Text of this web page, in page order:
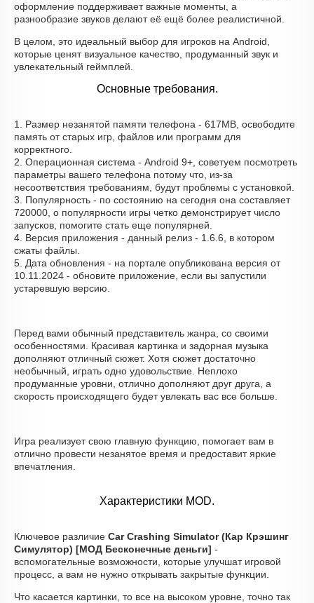
оформление поддерживает важные моменты, а
разнообразие звуков делают её ещё более реалистичной.
В целом, это идеальный выбор для игроков на Android,
которые ценят визуальное качество, продуманный звук и
увлекательный геймплей.
Основные требования.
1. Размер незанятой памяти телефона - 617MB, освободите
память от старых игр, файлов или программ для
корректного.
2. Операционная система - Android 9+, советуем посмотреть
параметры вашего телефона потому что, из-за
несоответствия требованиям, будут проблемы с установкой.
3. Популярность - по состоянию на сегодня она составляет
720000, о популярности игры четко демонстрирует число
запусков, помогите стать еще популярней.
4. Версия приложения - данный релиз - 1.6.6, в котором
сжаты файлы.
5. Дата обновления - на портале опубликована версия от
10.11.2024 - обновите приложение, если вы запустили
устаревшую версию.
Перед вами обычный представитель жанра, со своими
особенностями. Красивая картинка и задорная музыка
дополняют отличный сюжет. Хотя сюжет достаточно
необычный, играть одно удовольствие. Неплохо
продуманные уровни, отлично дополняют друг друга, а
скорость происходящего будет увлекать вас все больше.
Игра реализует свою главную функцию, помогает вам в
отлично провести незанятое время и предоставит яркие
впечатления.
Характеристики MOD.
Ключевое различие Car Crashing Simulator (Кар Крэшинг
Симулятор) [МОД Бесконечные деньги] -
вспомогательные возможности, которые улучшат игровой
процесс, а вам не нужно открывать закрытые функции.
Что касается картинки, то все на высоком уровне, точно так